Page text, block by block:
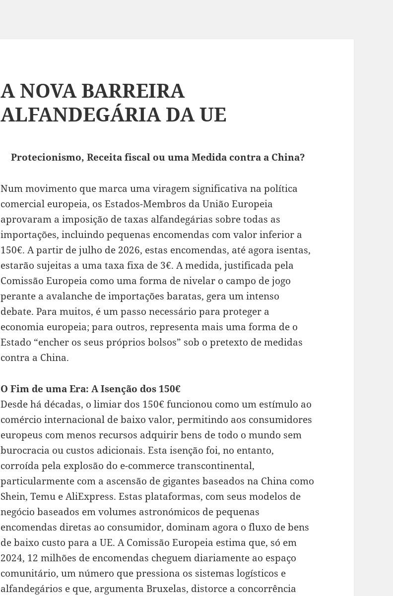
A NOVA BARREIRA
ALFANDEGÁRIA DA UE
Protecionismo, Receita fiscal ou uma Medida contra a China?
Num movimento que marca uma viragem significativa na política
comercial europeia, os Estados-Membros da União Europeia
aprovaram a imposição de taxas alfandegárias sobre todas as
importações, incluindo pequenas encomendas com valor inferior a
150€. A partir de julho de 2026, estas encomendas, até agora isentas,
estarão sujeitas a uma taxa fixa de 3€. A medida, justificada pela
Comissão Europeia como uma forma de nivelar o campo de jogo
perante a avalanche de importações baratas, gera um intenso
debate. Para muitos, é um passo necessário para proteger a
economia europeia; para outros, representa mais uma forma de o
Estado “encher os seus próprios bolsos” sob o pretexto de medidas
contra a China.
O Fim de uma Era: A Isenção dos 150€
Desde há décadas, o limiar dos 150€ funcionou como um estímulo ao
comércio internacional de baixo valor, permitindo aos consumidores
europeus com menos recursos adquirir bens de todo o mundo sem
burocracia ou custos adicionais. Esta isenção foi, no entanto,
corroída pela explosão do e-commerce transcontinental,
particularmente com a ascensão de gigantes baseados na China como
Shein, Temu e AliExpress. Estas plataformas, com seus modelos de
negócio baseados em volumes astronómicos de pequenas
encomendas diretas ao consumidor, dominam agora o fluxo de bens
de baixo custo para a UE. A Comissão Europeia estima que, só em
2024, 12 milhões de encomendas cheguem diariamente ao espaço
comunitário, um número que pressiona os sistemas logísticos e
alfandegários e que, argumenta Bruxelas, distorce a concorrência